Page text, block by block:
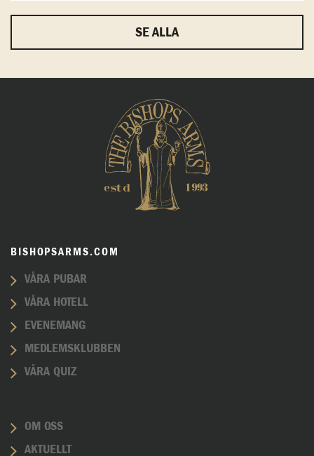
SE ALLA
BISHOPSARMS.COM
VÅRA PUBAR
VÅRA HOTELL
EVENEMANG
MEDLEMSKLUBBEN
VÅRA QUIZ
OM OSS
AKTUELLT